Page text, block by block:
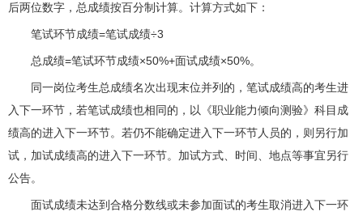
后两位数字，总成绩按百分制计算。计算方式如下：
笔试环节成绩=笔试成绩÷3
总成绩=笔试环节成绩×50%+面试成绩×50%。
同一岗位考生总成绩名次出现末位并列的，笔试成绩高的考生进
入下一环节，若笔试成绩也相同的，以《职业能力倾向测验》科目成
绩高的进入下一环节。若仍不能确定进入下一环节人员的，则另行加
试，加试成绩高的进入下一环节。加试方式、时间、地点等事宜另行
公告。
面试成绩未达到合格分数线或未参加面试的考生取消进入下一环